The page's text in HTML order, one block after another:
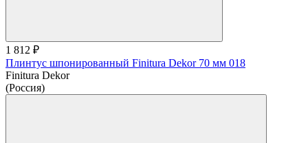
1 812 ₽
Плинтус шпонированный Finitura Dekor 70 мм 018
Finitura Dekor
(Россия)